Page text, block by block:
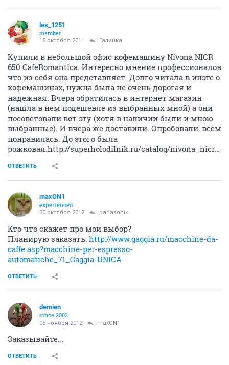
les_1251
member
15 октября 2011 Галинка
Купили в небольшой офис кофемашину Nivona NICR
650 CafeRomantica. Интересно мнение профессионалов
что из себя она представляет. Долго читала в инэте о
кофемашинах, нужна была не очень дорогая и
надежная. Вчера обратилась в интернет магазин
(нашла в нем подешевле из выбранных мной) а они
посоветовали вот эту (хотя в наличии были и мною
выбранные). И вчера же доставили. Опробовали, всем
понравилась. До этого была
рожковая.http://superholodilnik.ru/catalog/nivona_nicr650.html
ОТВЕТИТЬ
maxON1
experienced
30 октября 2012 panasonik
Кто что скажет про мой выбор?
Планирую заказать: http://www.gaggia.ru/macchine-da-
caffe.asp?macchine-per-espresso-
automatiche_71_Gaggia-UNICA
ОТВЕТИТЬ
demien
since 2002
06 ноября 2012 maxON1
Заказывайте...
ОТВЕТИТЬ